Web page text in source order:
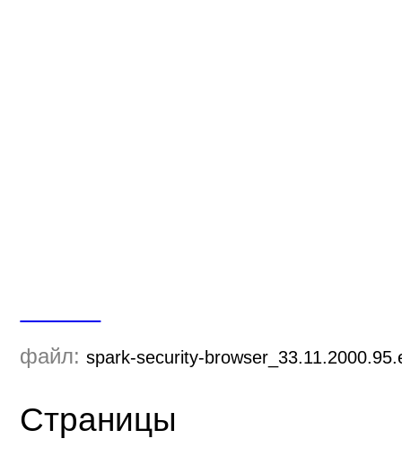
Страницы
файл: spark-security-